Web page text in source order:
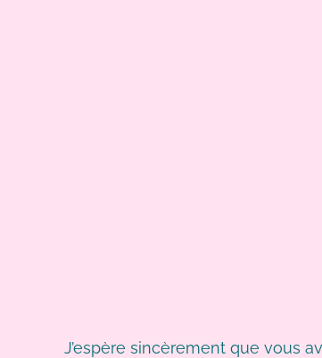
J’espère sincèrement que vous